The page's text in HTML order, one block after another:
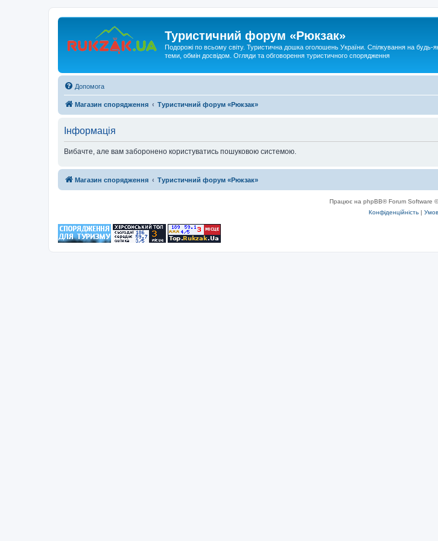
Туристичний форум «Рюкзак»
Подорожі по всьому світу. Туристична дошка оголошень України. Спілкування на будь-
теми, обмін досвідом. Огляди та обговорення туристичного спорядження
Допомога
Магазин спорядження Туристичний форум «Рюкзак»
Інформація
Вибачте, але вам заборонено користуватись пошуковою системою.
Магазин спорядження Туристичний форум «Рюкзак»
Працює на phpBB® Forum Software
Конфіденційність |